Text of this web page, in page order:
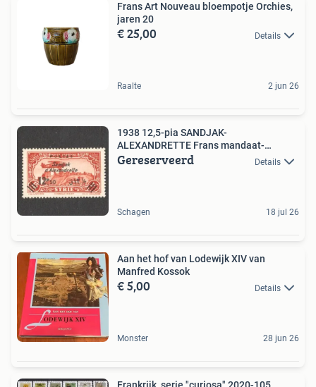
Frans Art Nouveau bloempotje Orchies,
jaren 20
€ 25,00 Details
Raalte 2 jun 26
1938 12,5-pia SANDJAK-
ALEXANDRETTE Frans mandaat-
Iskenderun
Gereserveerd Details
Schagen 18 jul 26
Aan het hof van Lodewijk XIV van
Manfred Kossok
€ 5,00 Details
Monster 28 jun 26